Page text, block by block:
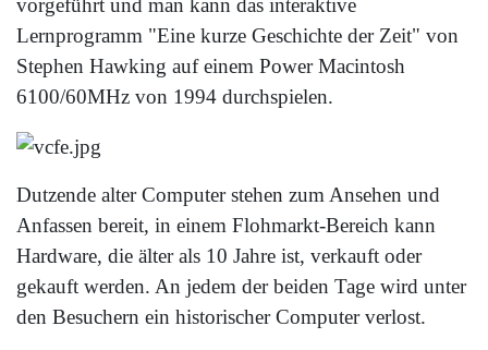
vorgeführt und man kann das interaktive
Lernprogramm "Eine kurze Geschichte der Zeit" von
Stephen Hawking auf einem Power Macintosh
6100/60MHz von 1994 durchspielen.
Dutzende alter Computer stehen zum Ansehen und
Anfassen bereit, in einem Flohmarkt-Bereich kann
Hardware, die älter als 10 Jahre ist, verkauft oder
gekauft werden. An jedem der beiden Tage wird unter
den Besuchern ein historischer Computer verlost.